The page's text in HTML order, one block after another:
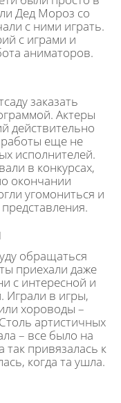
Дед Мороз со
с ними играть.
с играми и
аниматоров.
заказать
Актеры
действительно
еще не
исполнителей.
в конкурсах,
окончании
угомониться и
обращаться
приехали даже
с интересной и
Играли в игры,
хороводы –
артистичных
– все было на
привязалась к
когда та ушла.